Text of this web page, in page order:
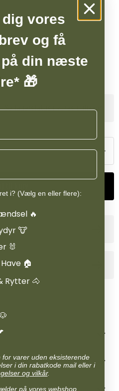
og brudsikker polypropylen,
selv ved daglig brug i
konstruktion gør det velegnet
brugere.
Se lagerstatus i vores butikker
vores
og få
på din næste
🎁
i? (Vælg en eller flere):
🔥
🐮
🐰
🏠
Rytter 🐴
for varer uden eksisterende
i din rabatkode mail eller i
og vilkår.
på vores webshop